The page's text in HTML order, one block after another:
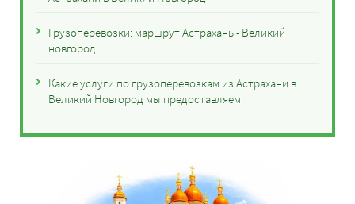
Грузоперевозки: маршрут Астрахань - Великий
новгород
Какие услуги по грузоперевозкам из Астрахани в
Великий Новгород мы предоставляем